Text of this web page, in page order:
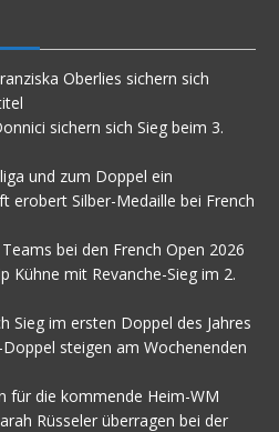
Oberlies sichern sich
sichern sich Sieg beim 3.
und zum Doppel ein
erobert Silber-Medaille bei French
bei den French Open 2026
Kühne mit Revanche-Sieg im 2.
Sieg im ersten Doppel des Jahres
steigen am Wochenenden
für die kommende Heim-WM
Rüsseler überragen bei der